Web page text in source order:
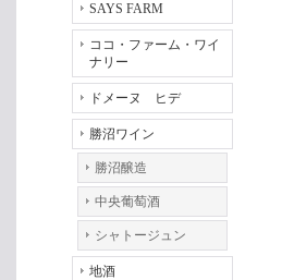
SAYS FARM
ココ・ファーム・ワイ
ナリー
ドメーヌ ヒデ
勝沼ワイン
勝沼醸造
中央葡萄酒
シャトージュン
地酒